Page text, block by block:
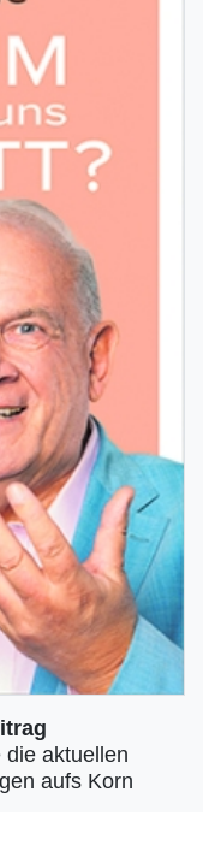
die aktuellen
aufs Korn